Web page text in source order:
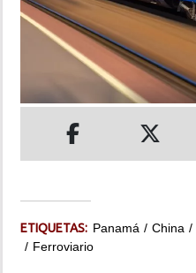
INSÓLITAS
MULTIMEDIA
ETIQUETAS: Panamá China
Ferroviario